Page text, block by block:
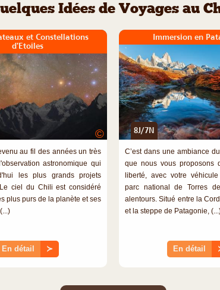
Idées de Voyages au
et Constellations
d'Etoiles
©
au fil des années un très
astronomique qui
les plus grands projets
ciel du Chili est considéré
plus purs de la planète et ses
En détail ≻
Immersion en
8J/7N
C’est dans une ambiance
que nous vous proposons
liberté, avec votre
parc national de Torres
alentours. Situé entre la
et la steppe de Patagonie,
En détail